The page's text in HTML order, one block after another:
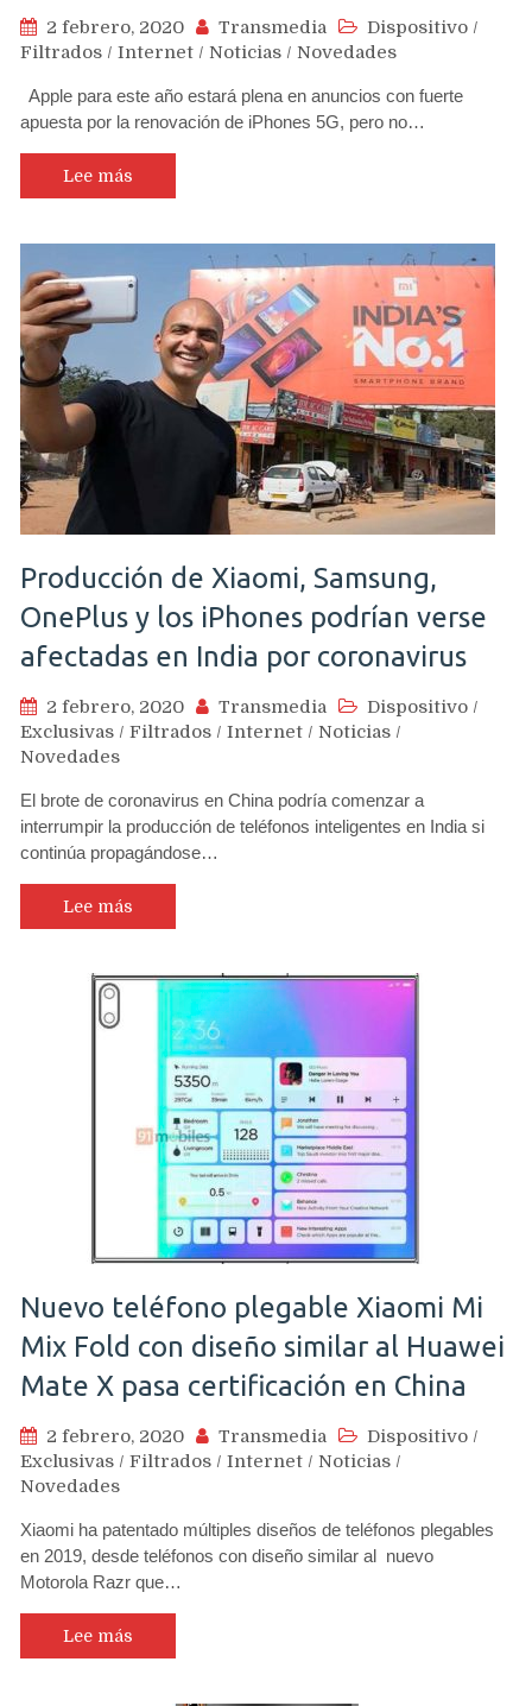
2 febrero, 2020 Transmedia Dispositivo /
Filtrados / Internet / Noticias / Novedades
Apple para este año estará plena en anuncios con fuerte
apuesta por la renovación de iPhones 5G, pero no…
Lee más
Producción de Xiaomi, Samsung,
OnePlus y los iPhones podrían verse
afectadas en India por coronavirus
2 febrero, 2020 Transmedia Dispositivo /
Exclusivas / Filtrados / Internet / Noticias /
Novedades
El brote de coronavirus en China podría comenzar a
interrumpir la producción de teléfonos inteligentes en India si
continúa propagándose…
Lee más
Nuevo teléfono plegable Xiaomi Mi
Mix Fold con diseño similar al Huawei
Mate X pasa certificación en China
2 febrero, 2020 Transmedia Dispositivo /
Exclusivas / Filtrados / Internet / Noticias /
Novedades
Xiaomi ha patentado múltiples diseños de teléfonos plegables
en 2019, desde teléfonos con diseño similar al nuevo
Motorola Razr que…
Lee más